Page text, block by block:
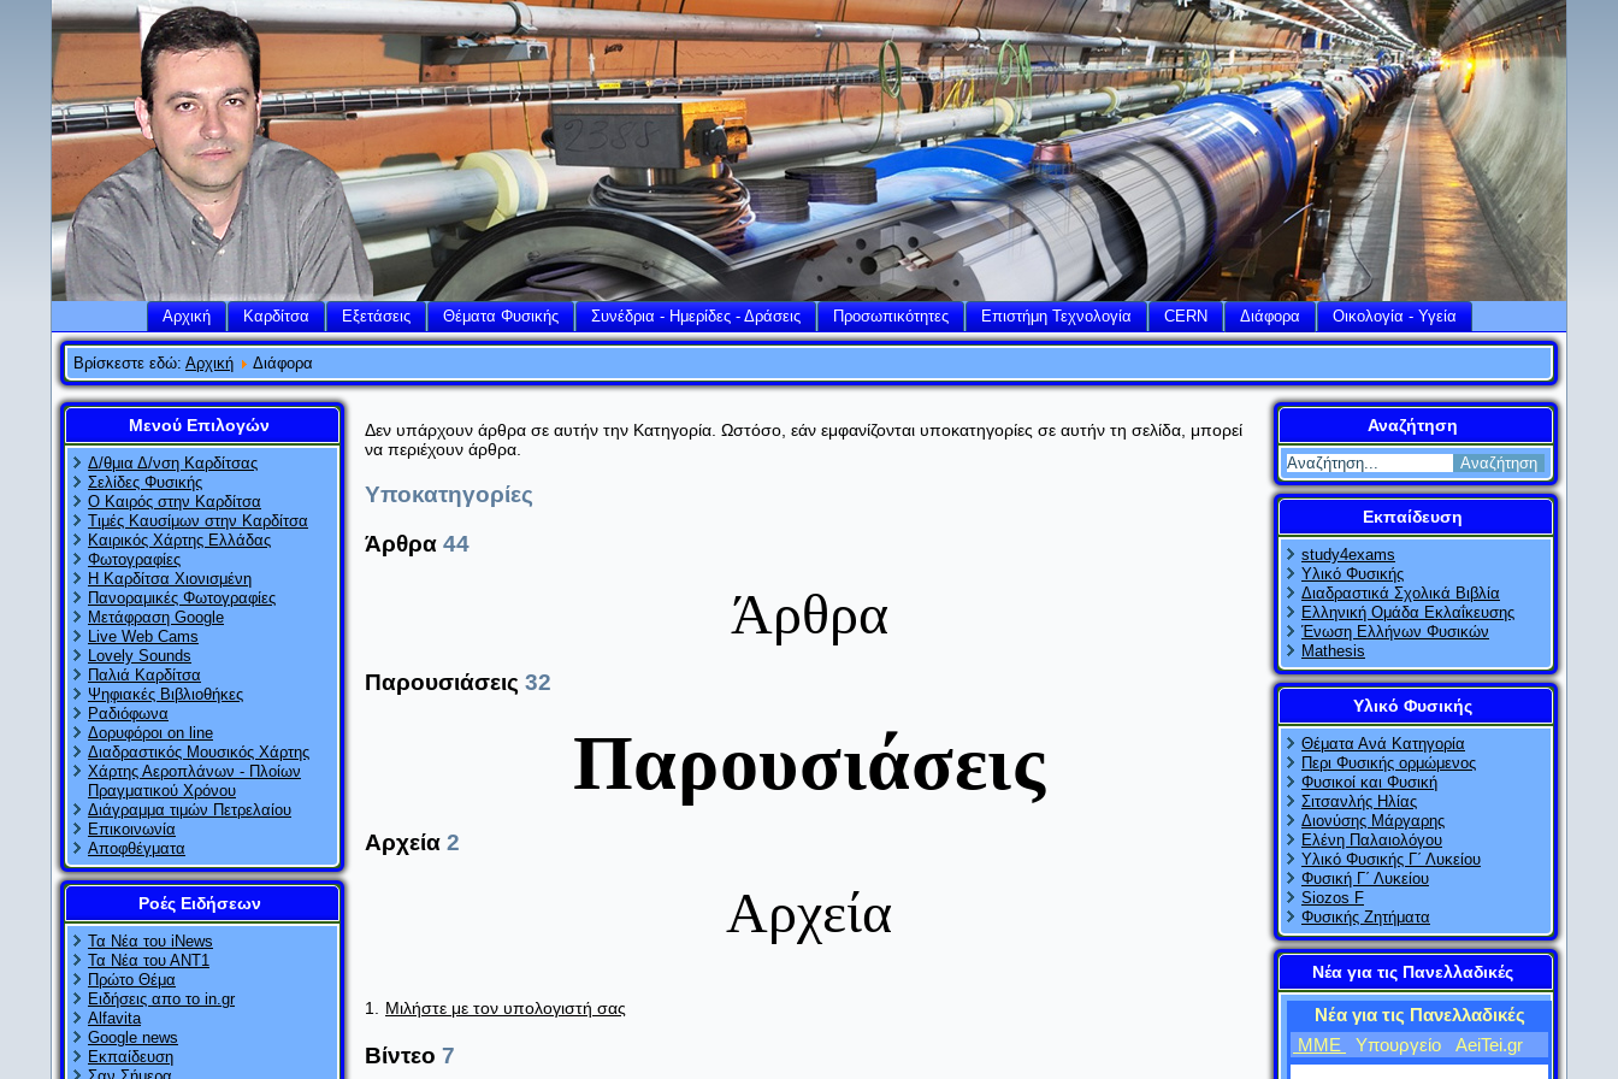
Αρχική Καρδίτσα Εξετάσεις Θέματα Φυσικής Συνέδρια - Ημερίδες - Δράσεις Προσωπικότητες Επιστήμη Τεχνολογία CERN Διάφορα Οικολογία - Υγεία
Βρίσκεστε εδώ: Αρχική Διάφορα
Μενού Επιλογών
Δ/θμια Δ/νση Καρδίτσας
Σελίδες Φυσικής
Ο Καιρός στην Καρδίτσα
Τιμές Καυσίμων στην Καρδίτσα
Καιρικός Χάρτης Ελλάδας
Φωτογραφίες
Η Καρδίτσα Χιονισμένη
Πανοραμικές Φωτογραφίες
Μετάφραση Google
Live Web Cams
Lovely Sounds
Παλιά Καρδίτσα
Ψηφιακές Βιβλιοθήκες
Ραδιόφωνα
Δορυφόροι on line
Διαδραστικός Μουσικός Χάρτης
Χάρτης Αεροπλάνων - Πλοίων
Πραγματικού Χρόνου
Διάγραμμα τιμών Πετρελαίου
Επικοινωνία
Αποφθέγματα
Ροές Ειδήσεων
Τα Νέα του iNews
Τα Νέα του ΑΝΤ1
Πρώτο Θέμα
Ειδήσεις απο το in.gr
Alfavita
Google news
Εκπαίδευση
Δεν υπάρχουν άρθρα σε αυτήν την Κατηγορία. Ωστόσο, εάν εμφανίζονται υποκατηγορίες σε αυτήν τη σελίδα, μπορεί
να περιέχουν άρθρα.
Υποκατηγορίες
Άρθρα 44
Άρθρα
Παρουσιάσεις 32
Παρουσιάσεις
Αρχεία 2
Αρχεία
1. Μιλήστε με τον υπολογιστή σας
Βίντεο 7
Αναζήτηση
Εκπαίδευση
study4exams
Υλικό Φυσικής
Διαδραστικά Σχολικά Βιβλία
Ελληνική Ομάδα Εκλαΐκευσης
Ένωση Ελλήνων Φυσικών
Mathesis
Υλικό Φυσικής
Θέματα Ανά Κατηγορία
Περι Φυσικής ορμώμενος
Φυσικοί και Φυσική
Σιτσανλής Ηλίας
Διονύσης Μάργαρης
Ελένη Παλαιολόγου
Υλικό Φυσικής Γ΄ Λυκείου
Φυσική Γ΄ Λυκείου
Siozos F
Φυσικής Ζητήματα
Νέα για τις Πανελλαδικές
Νέα για τις Πανελλαδικές
ΜΜΕ
Υπουργείο AeiTei.gr